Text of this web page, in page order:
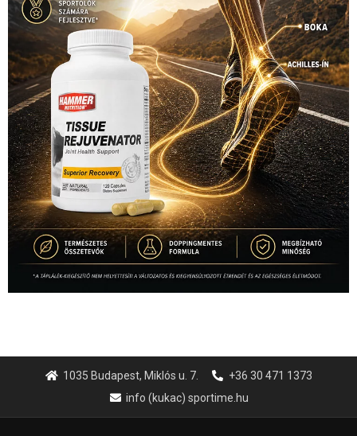
1035 Budapest, Miklós u. 7.
+36 30 471 1373
info (kukac) sportime.hu